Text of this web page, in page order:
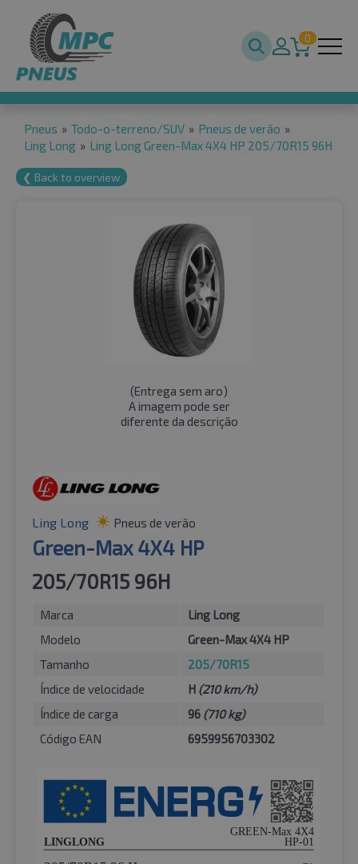
0
Pneus » Todo-o-terreno/SUV » Pneus de verão »
Ling Long » Ling Long Green-Max 4X4 HP 205/70R15 96H
❮ Back to overview
(Entrega sem aro)
A imagem pode ser
diferente da descrição
Ling Long Pneus de verão
Green-Max 4X4 HP
205/70R15 96H
Marca
Ling Long
Modelo
Green-Max 4X4 HP
Tamanho
205/70R15
Índice de velocidade
H (210 km/h)
Índice de carga
96 (710 kg)
Código EAN
6959956703302